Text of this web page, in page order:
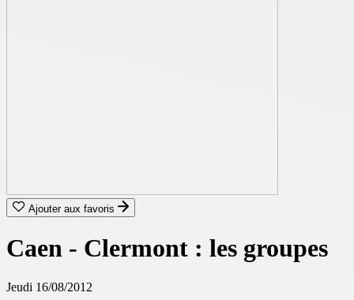
Ajouter aux favoris
Caen - Clermont : les groupes
Jeudi 16/08/2012